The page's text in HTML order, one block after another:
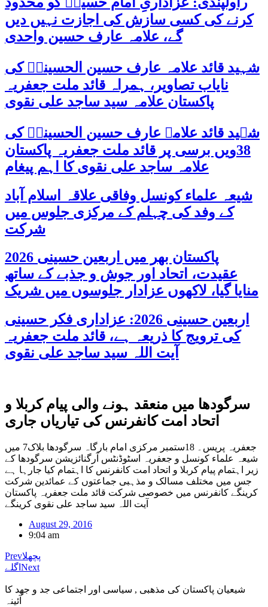
کرنے کی کسی سازش کی اجازت نہیں دیں
گے، علامہ عارف حسین واحدی
شہید قائد علامہ عارف حسین الحسینیؒ کی
نایاب تصاویر، ہمراہ قائد ملت جعفریہ
پاکستان علامہ سید ساجد علی نقوی
شہید قائد علامہ عارف حسین الحسینیؒ کی
38ویں برسی پر قائد ملت جعفریہ پاکستان
علامہ ساجد علی نقوی کا اہم پیغام
شیعہ علماء کونسل وفاقی علاقہ اسلام آباد
کے وفد کی چہلم کے مرکزی جلوس میں
شرکت
پاکستان بھر میں اربعین حسینی 2026
عقیدت، اتحاد اور جوش و جذبے کے ساتھ
منایا گیا، لاکھوں عزادار جلوسوں میں شریک
اربعین حسینی 2026: عزاداری فکر حسینی
کی ترویج کا ذریعہ ہے، قائد ملت جعفریہ
آیت اللہ سید ساجد علی نقوی
سرگودھا میں منعقد ہونے والی پیام کربلا و
اتحاد امت کانفرنس کی تیاریاں جاری
جعفریہ پریس۔ 18ستمبر مرکزی امام بارگاہ سرگودھا بلاک7 میں
شیعہ علماء کونسل و جعفریہ اسٹوڈنٹس آرگنائزیشن سرگودھا کے
زیر اہتمام پیام کربلا و اتحاد امت کانفرنس کا اہتمام کیا جارہا ہے
جس میں مختلف مسالک و مذہبی جماعتوں کے عمائدین شرکت
کرینگے کانفرنس میں خصوصی شرکت قائد ملت جعفریہ پاکستان
آیت اللہ سید ساجد علی نقوی کرینگے
August 29, 2016
9:04 am
Prevپچھلا
اگلے Next
شیعیان پاکستان کی مذهبی , سیاسی اور اجتماعی جد و جهد کا
آئینہ